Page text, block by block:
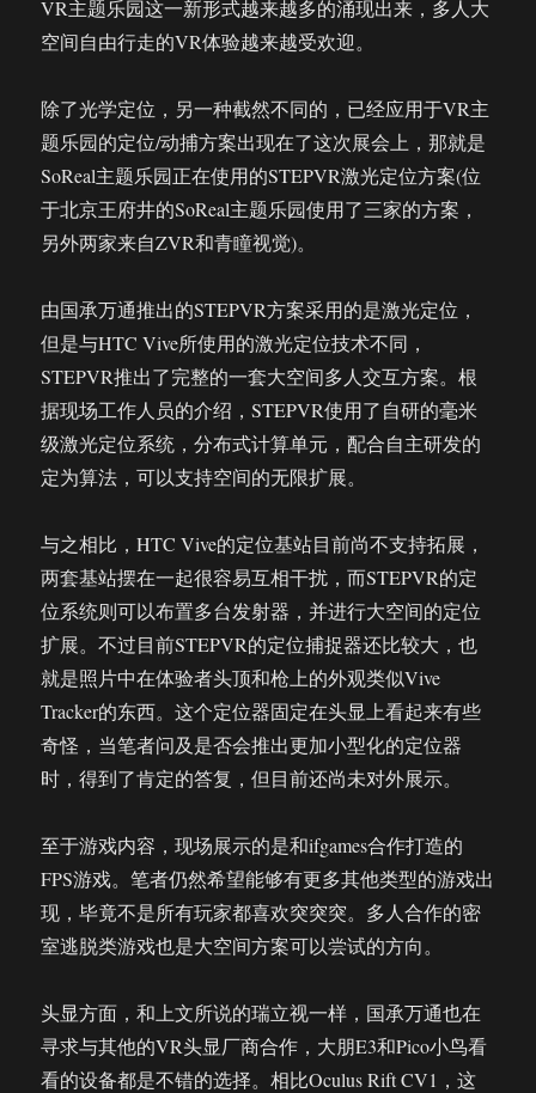
VR主题乐园这一新形式越来越多的涌现出来，多人大
空间自由行走的VR体验越来越受欢迎。
除了光学定位，另一种截然不同的，已经应用于VR主
题乐园的定位/动捕方案出现在了这次展会上，那就是
SoReal主题乐园正在使用的STEPVR激光定位方案(位
于北京王府井的SoReal主题乐园使用了三家的方案，
另外两家来自ZVR和青瞳视觉)。
由国承万通推出的STEPVR方案采用的是激光定位，
但是与HTC Vive所使用的激光定位技术不同，
STEPVR推出了完整的一套大空间多人交互方案。根
据现场工作人员的介绍，STEPVR使用了自研的毫米
级激光定位系统，分布式计算单元，配合自主研发的
定为算法，可以支持空间的无限扩展。
与之相比，HTC Vive的定位基站目前尚不支持拓展，
两套基站摆在一起很容易互相干扰，而STEPVR的定
位系统则可以布置多台发射器，并进行大空间的定位
扩展。不过目前STEPVR的定位捕捉器还比较大，也
就是照片中在体验者头顶和枪上的外观类似Vive
Tracker的东西。这个定位器固定在头显上看起来有些
奇怪，当笔者问及是否会推出更加小型化的定位器
时，得到了肯定的答复，但目前还尚未对外展示。
至于游戏内容，现场展示的是和ifgames合作打造的
FPS游戏。笔者仍然希望能够有更多其他类型的游戏出
现，毕竟不是所有玩家都喜欢突突突。多人合作的密
室逃脱类游戏也是大空间方案可以尝试的方向。
头显方面，和上文所说的瑞立视一样，国承万通也在
寻求与其他的VR头显厂商合作，大朋E3和Pico小鸟看
看的设备都是不错的选择。相比Oculus Rift CV1，这